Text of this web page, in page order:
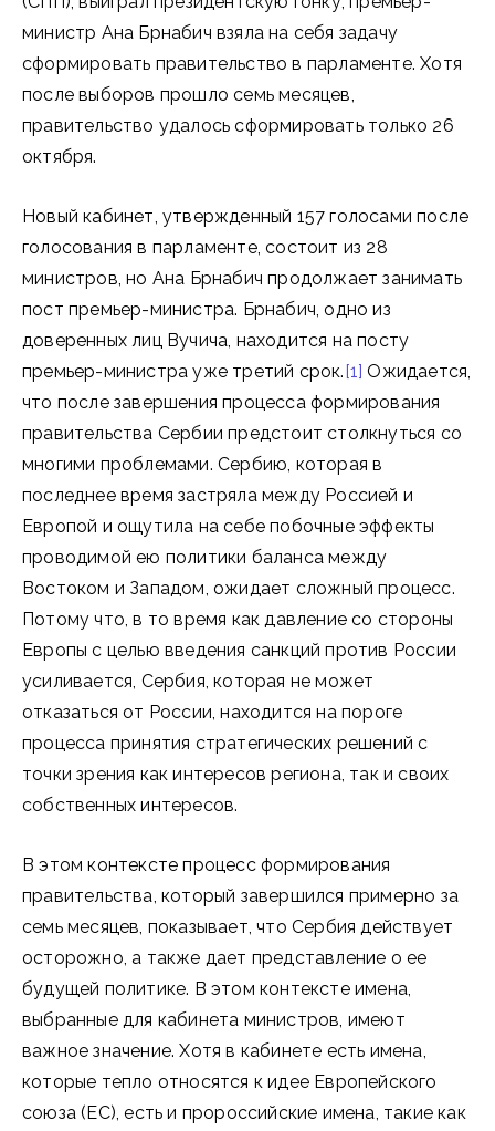
министр Ана Брнабич взяла на себя задачу
сформировать правительство в парламенте. Хотя
после выборов прошло семь месяцев,
правительство удалось сформировать только 26
октября.
Новый кабинет, утвержденный 157 голосами после
голосования в парламенте, состоит из 28
министров, но Ана Брнабич продолжает занимать
пост премьер-министра. Брнабич, одно из
доверенных лиц Вучича, находится на посту
премьер-министра уже третий срок.[1] Ожидается,
что после завершения процесса формирования
правительства Сербии предстоит столкнуться со
многими проблемами. Сербию, которая в
последнее время застряла между Россией и
Европой и ощутила на себе побочные эффекты
проводимой ею политики баланса между
Востоком и Западом, ожидает сложный процесс.
Потому что, в то время как давление со стороны
Европы с целью введения санкций против России
усиливается, Сербия, которая не может
отказаться от России, находится на пороге
процесса принятия стратегических решений с
точки зрения как интересов региона, так и своих
собственных интересов.
В этом контексте процесс формирования
правительства, который завершился примерно за
семь месяцев, показывает, что Сербия действует
осторожно, а также дает представление о ее
будущей политике. В этом контексте имена,
выбранные для кабинета министров, имеют
важное значение. Хотя в кабинете есть имена,
которые тепло относятся к идее Европейского
союза (ЕС), есть и пророссийские имена, такие как